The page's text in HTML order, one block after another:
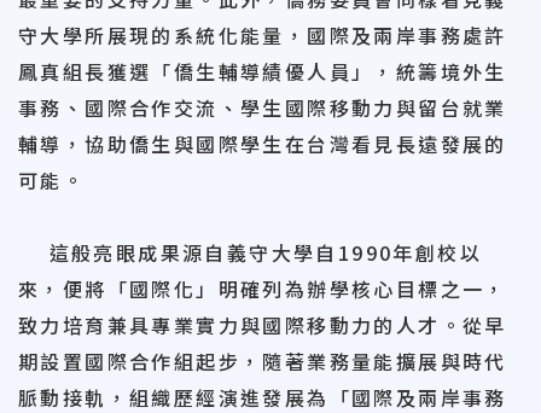
守大學所展現的系統化能量，國際及兩岸事務處許
鳳真組長獲選「僑生輔導績優人員」，統籌境外生
事務、國際合作交流、學生國際移動力與留台就業
輔導，協助僑生與國際學生在台灣看見長遠發展的
可能。
這般亮眼成果源自義守大學自1990年創校以
來，便將「國際化」明確列為辦學核心目標之一，
致力培育兼具專業實力與國際移動力的人才。從早
期設置國際合作組起步，隨著業務量能擴展與時代
脈動接軌，組織歷經演進發展為「國際及兩岸事務